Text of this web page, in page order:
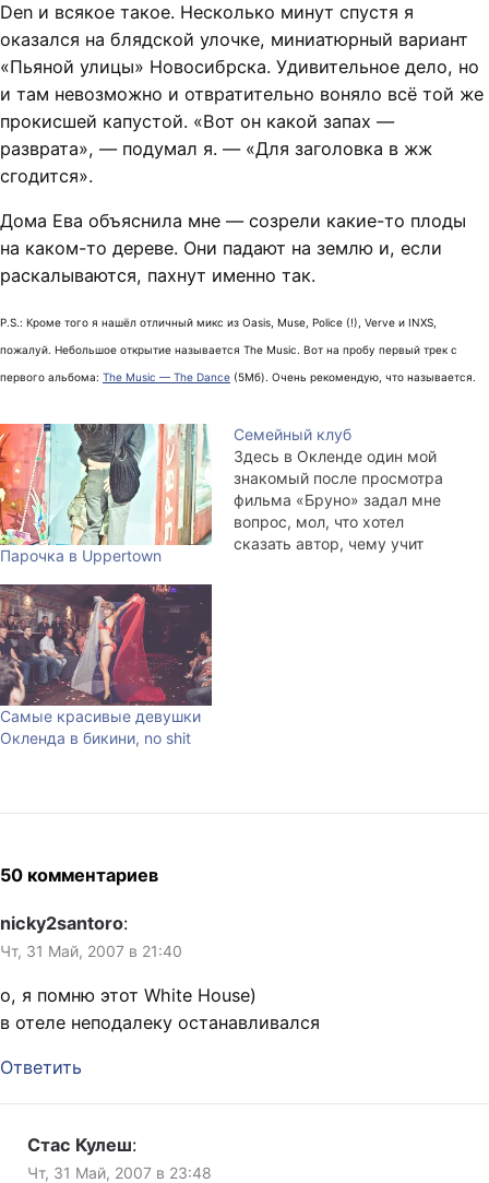
Den и всякое такое. Несколько минут спустя я
оказался на блядской улочке, миниатюрный вариант
«Пьяной улицы» Новосибрска. Удивительное дело, но
и там невозможно и отвратительно воняло всё той же
прокисшей капустой. «Вот он какой запах —
разврата», — подумал я. — «Для заголовка в жж
сгодится».
Дома Ева объяснила мне — созрели какие-то плоды
на каком-то дереве. Они падают на землю и, если
раскалываются, пахнут именно так.
P.S.: Кроме того я нашёл отличный микс из Oasis, Muse, Police (!), Verve и INXS,
пожалуй. Небольшое открытие называется The Music. Вот на пробу первый трек с
первого альбома: The Music — The Dance (5Мб). Очень рекомендую, что называется.
Парочка в Uppertown
Семейный клуб
Здесь в Окленде один мой
знакомый после просмотра
фильма «Бруно» задал мне
вопрос, мол, что хотел
сказать автор, чему учит
Самые красивые девушки
Окленда в бикини, no shit
50 комментариев
nicky2santoro:
Чт, 31 Май, 2007 в 21:40
о, я помню этот White House)
в отеле неподалеку останавливался
Ответить
Стас Кулеш:
Чт, 31 Май, 2007 в 23:48